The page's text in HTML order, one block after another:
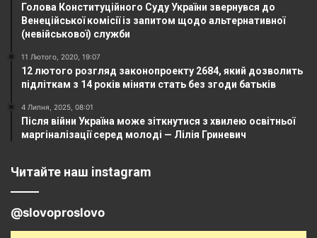
Голова Конституційного Суду України звернувся до
Венеційської комісії із запитом щодо альтернативної
(невійськової) служби
11 Лютого, 2020, 19:07
12 лютого розгляд законопроекту 2684, який дозволить
підліткам з 14 років міняти стать без згоди батьків
4 Липня, 2025, 08:01
Після війни Україна може зіткнутися з хвилею освітньої
маргіналізації серед молоді — Лілія Гриневич
Читайте наш instagram
@slovoproslovo